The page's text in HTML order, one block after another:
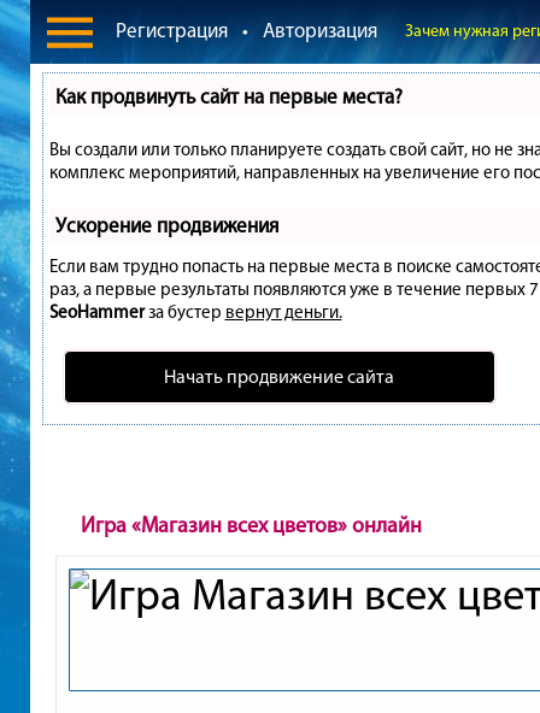
Регистрация • Авторизация Зачем нужная
Как продвинуть сайт на первые места?
Вы создали или только планируете создать свой сайт, но не
комплекс мероприятий, направленных на увеличение его
Ускорение продвижения
Если вам трудно попасть на первые места в поиске
раз, а первые результаты появляются уже в течение первых
SeoHammerза бустер вернут деньги.
Начать продвижение сайта
Игра «Магазин всех цветов» онлайн